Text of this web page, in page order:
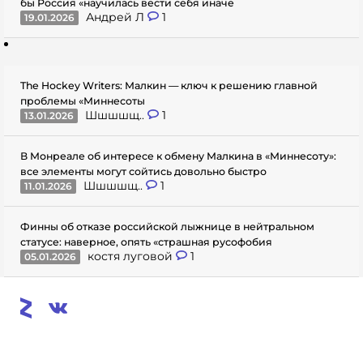
бы Россия «научилась вести себя иначе
19.01.2026
Андрей Л 1
The Hockey Writers: Малкин — ключ к решению главной
проблемы «Миннесоты
13.01.2026
Шшшшщ.. 1
В Монреале об интересе к обмену Малкина в «Миннесоту»:
все элементы могут сойтись довольно быстро
11.01.2026
Шшшшщ.. 1
Финны об отказе российской лыжнице в нейтральном
статусе: наверное, опять «страшная русофобия
05.01.2026
костя луговой 1